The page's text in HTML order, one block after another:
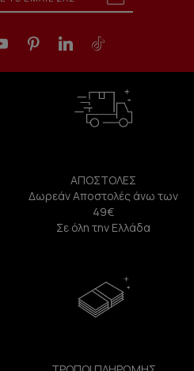
ΑΠΟΣΤΟΛΕΣ
Δωρεάν Αποστολές άνω των
49€
Σε όλη την Ελλάδα